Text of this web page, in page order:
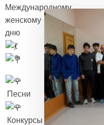
Международному
женскому
дню
Песни
Конкурсы